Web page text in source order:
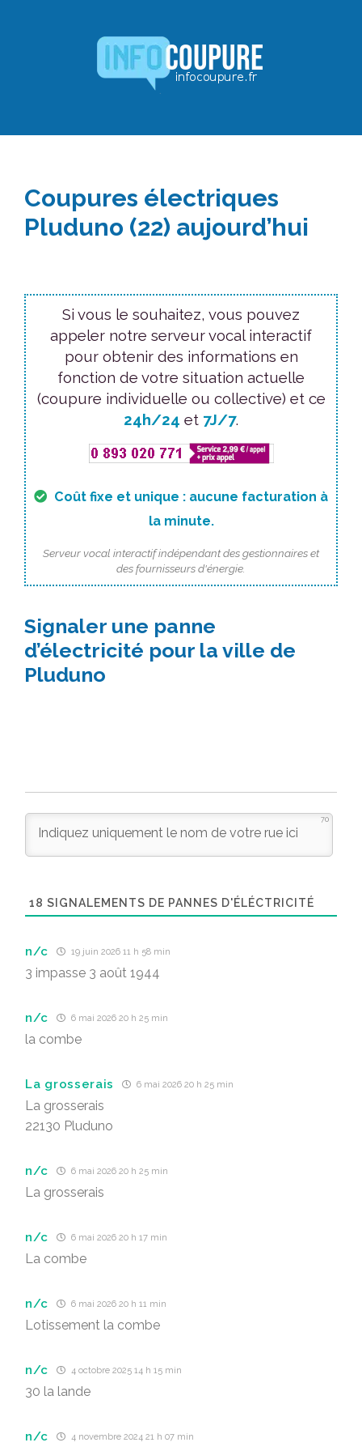
Coupures électriques
Pluduno (22) aujourd’hui
Si vous le souhaitez, vous pouvez
appeler notre serveur vocal interactif
pour obtenir des informations en
fonction de votre situation actuelle
(coupure individuelle ou collective) et ce
24h/24 et 7J/7.
Coût fixe et unique : aucune facturation à
la minute.
Serveur vocal interactif indépendant des gestionnaires et
des fournisseurs d'énergie.
Signaler une panne
d’électricité pour la ville de
Pluduno
70
18 SIGNALEMENTS DE PANNES D'ÉLÉCTRICITÉ
n/c 19 juin 2026 11 h 58 min
3 impasse 3 août 1944
n/c 6 mai 2026 20 h 25 min
la combe
La grosserais 6 mai 2026 20 h 25 min
La grosserais
22130 Pluduno
n/c 6 mai 2026 20 h 25 min
La grosserais
n/c 6 mai 2026 20 h 17 min
La combe
n/c 6 mai 2026 20 h 11 min
Lotissement la combe
n/c 4 octobre 2025 14 h 15 min
30 la lande
n/c 4 novembre 2024 21 h 07 min